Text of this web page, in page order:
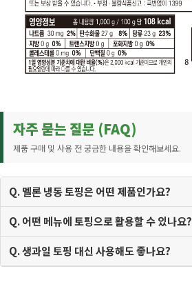
자주 묻는 질문 (FAQ)
제품 구매 및 사용 전 궁금한 내용을 확인해보세요.
Q. 멜론 냉동 토핑은 어떤 제품인가요?
Q. 어떤 메뉴에 토핑으로 활용할 수 있나요?
Q. 생과일 토핑 대신 사용해도 좋나요?